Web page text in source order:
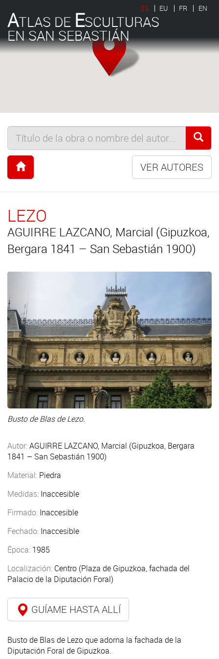
ATLAS DE ESCULTURAS
EN SAN SEBASTIÁN
ES EU FR EN
VER AUTORES
LEZO
AGUIRRE LAZCANO, Marcial (Gipuzkoa,
Bergara 1841 – San Sebastián 1900)
Busto de Blas de Lezo.
Autor:AGUIRRE LAZCANO, Marcial (Gipuzkoa, Bergara
1841 – San Sebastián 1900)
Material: Piedra
Medidas: Inaccesible
Firmado: Inaccesible
Fechado: Inaccesible
Época: 1985
Localización: Centro (Plaza de Gipuzkoa, fachada del
Palacio de la Diputación Foral)
GUÍAME HASTA ALLÍ
Busto de Blas de Lezo que adorna la fachada de la
Diputación Foral de Gipuzkoa.